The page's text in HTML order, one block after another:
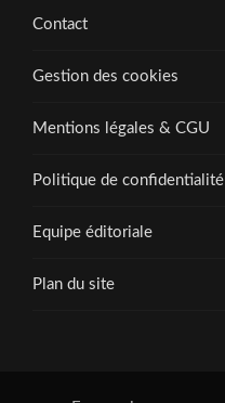
Contact
Gestion des cookies
Mentions légales & CGU
Politique de confidentialité
Equipe éditoriale
Plan du site